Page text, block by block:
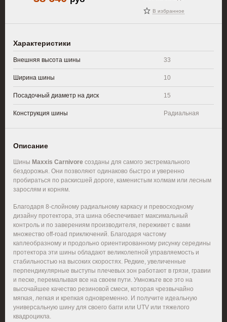
В избранное
Характеристики
Внешняя высота шины 33
Ширина шины 10
Посадочный диаметр на диск 15
Конструкция шины Радиальная
Описание
Шины Maxxis Carnivore созданы для самого экстремального
бездорожья. Они позволяют одинаково быстро и уверенно
пробираться по раскисшей дороге, каменистым холмам или лесным
зарослям и корням.
Благодаря 8-слойному радиальному каркасу и превосходному
дизайну протектора, эта шина обеспечивает максимальный
контроль и по заверениям производителя, переживет с вами
множество off-road приключений. Благодаря частому
каплеобразному и продольно ориентированному рисунку середины
протектора эти шины обладают великолепной управляемость и
стабильностью на высоких скоростях. Редкие, увеличенные
перпендикулярные выступы плечевых зон работают в грязи, гравии
и песке, перемалывая все на своем пути. Умножьте все это на
высочайшее качество резиновой смеси, которая чрезвычайно
мягкая, легкая и крепкая одновременно. И получите идеальную
универсальную шину для своего багги или UTV или тяжелого
квадроцикла.